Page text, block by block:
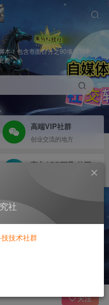
！包含市面百分之90项目脚本，
新，
高端VIP社群
创业交流的地方
关注
社
技术社群